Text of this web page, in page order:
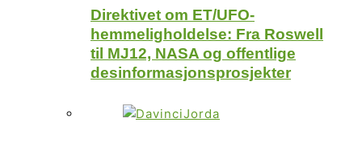
Direktivet om ET/UFO-
hemmeligholdelse: Fra Roswell
til MJ12, NASA og offentlige
desinformasjonsprosjekter